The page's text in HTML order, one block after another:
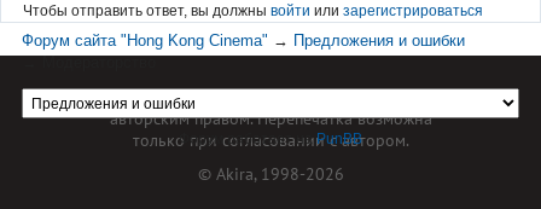
Чтобы отправить ответ, вы должны войти или зарегистрироваться
Форум сайта "Hong Kong Cinema" → Предложения и ошибки
Форум работает наPunBB
Материал сайта hkcinema.ru защищен
авторским правом. Перепечатка возможна
только при согласовании с автором.
© Akira, 1998-2026